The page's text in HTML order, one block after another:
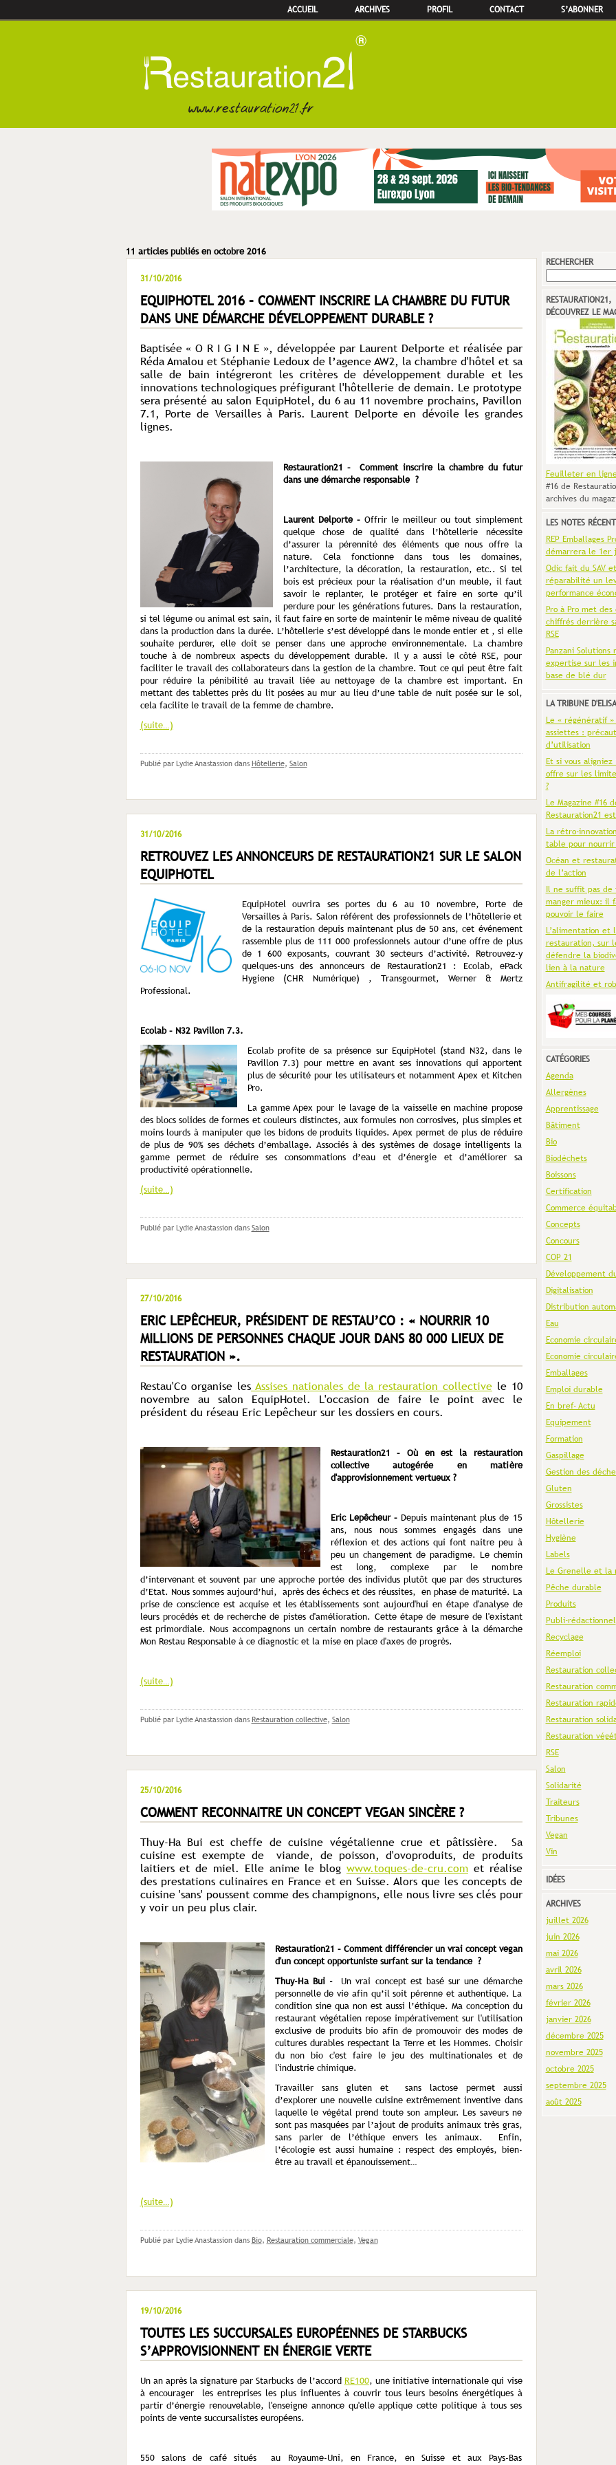
ACCUEIL ARCHIVES PROFIL CONTACT S’ABONNER
11 articles publiés en octobre 2016
31/10/2016
EQUIPHOTEL 2016 – COMMENT INSCRIRE LA CHAMBRE DU FUTUR
DANS UNE DÉMARCHE DÉVELOPPEMENT DURABLE ?
Baptisée « O R I G I N E », développée par Laurent Delporte et réalisée par
Réda Amalou et Stéphanie Ledoux de l’agence AW2, la chambre d'hôtel et sa
salle de bain intégreront les critères de développement durable et les
innovations technologiques préfigurant l'hôtellerie de demain. Le prototype
sera présenté au salon EquipHotel, du 6 au 11 novembre prochains, Pavillon
7.1, Porte de Versailles à Paris. Laurent Delporte en dévoile les grandes
lignes.
Restauration21 – Comment inscrire la chambre du futur
dans une démarche responsable ?
Laurent Delporte –Offrir le meilleur ou tout simplement
quelque chose de qualité dans l’hôtellerie nécessite
d’assurer la pérennité des éléments que nous offre la
nature. Cela fonctionne dans tous les domaines,
l’architecture, la décoration, la restauration, etc.. Si tel
bois est précieux pour la réalisation d’un meuble, il faut
savoir le replanter, le protéger et faire en sorte qu’il
perdure pour les générations futures. Dans la restauration,
si tel légume ou animal est sain, il faut faire en sorte de maintenir le même niveau de qualité
dans la production dans la durée. L’hôtellerie s’est développé dans le monde entier et , si elle
souhaite perdurer, elle doit se penser dans une approche environnementale. La chambre
touche à de nombreux aspects du développement durable. Il y a aussi le côté RSE, pour
faciliter le travail des collaborateurs dans la gestion de la chambre. Tout ce qui peut être fait
pour réduire la pénibilité au travail liée au nettoyage de la chambre est important. En
mettant des tablettes près du lit posées au mur au lieu d’une table de nuit posée sur le sol,
cela facilite le travail de la femme de chambre.
(suite…)
Publié par Lydie Anastassion dans Hôtellerie, Salon
31/10/2016
RETROUVEZ LES ANNONCEURS DE RESTAURATION21 SUR LE SALON
EQUIPHOTEL
EquipHotel ouvrira ses portes du 6 au 10 novembre, Porte de
Versailles à Paris. Salon référent des professionnels de l’hôtellerie et
de la restauration depuis maintenant plus de 50 ans, cet événement
rassemble plus de 111 000 professionnels autour d’une offre de plus
de 1 600 exposants, couvrant 30 secteurs d’activité. Retrouvez-y
quelques-uns des annonceurs de Restauration21 : Ecolab, ePack
Hygiene (CHR Numérique) , Transgourmet, Werner & Mertz
Professional.
Ecolab – N32 Pavillon 7.3.
Ecolab profite de sa présence sur EquipHotel (stand N32, dans le
Pavillon 7.3) pour mettre en avant ses innovations qui apportent
plus de sécurité pour les utilisateurs et notamment Apex et Kitchen
Pro.
La gamme Apex pour le lavage de la vaisselle en machine propose
des blocs solides de formes et couleurs distinctes, aux formules non corrosives, plus simples et
moins lourds à manipuler que les bidons de produits liquides. Apex permet de plus de réduire
de plus de 90% ses déchets d’emballage. Associés à des systèmes de dosage intelligents la
gamme permet de réduire ses consommations d’eau et d’énergie et d’améliorer sa
productivité opérationnelle.
(suite…)
Publié par Lydie Anastassion dans Salon
27/10/2016
ERIC LEPÊCHEUR, PRÉSIDENT DE RESTAU’CO : « NOURRIR 10
MILLIONS DE PERSONNES CHAQUE JOUR DANS 80 000 LIEUX DE
RESTAURATION ».
Restau'Co organise les Assises nationales de la restauration collectivele 10
novembre au salon EquipHotel. L'occasion de faire le point avec le
président du réseau Eric Lepêcheur sur les dossiers en cours.
Restauration21 – Où en est la restauration
collective autogérée en matière
d'approvisionnement vertueux ?
Eric Lepêcheur –Depuis maintenant plus de 15
ans, nous nous sommes engagés dans une
réflexion et des actions qui font naitre peu à
peu un changement de paradigme. Le chemin
est long, complexe par le nombre
d’intervenant et souvent par une approche portée des individus plutôt que par des structures
d’Etat. Nous sommes aujourd’hui, après des échecs et des réussites, en phase de maturité. La
prise de conscience est acquise et les établissements sont aujourd'hui en étape d'analyse de
leurs procédés et de recherche de pistes d'amélioration. Cette étape de mesure de l'existant
est primordiale. Nous accompagnons un certain nombre de restaurants grâce à la démarche
Mon Restau Responsable à ce diagnostic et la mise en place d'axes de progrès.
(suite…)
Publié par Lydie Anastassion dans Restauration collective, Salon
25/10/2016
COMMENT RECONNAITRE UN CONCEPT VEGAN SINCÈRE ?
Thuy-Ha Bui est cheffe de cuisine végétalienne crue et pâtissière. Sa
cuisine est exempte de viande, de poisson, d'ovoproduits, de produits
laitiers et de miel. Elle anime le blog www.toques-de-cru.comet réalise
des prestations culinaires en France et en Suisse. Alors que les concepts de
cuisine 'sans' poussent comme des champignons, elle nous livre ses clés pour
y voir un peu plus clair.
Restauration21 – Comment différencier un vrai concept vegan
d'un concept opportuniste surfant sur la tendance ?
Thuy-Ha Bui -
Un vrai concept est basé sur une démarche
personnelle de vie afin qu’il soit pérenne et authentique. La
condition sine qua non est aussi l’éthique. Ma conception du
restaurant végétalien repose impérativement sur l'utilisation
exclusive de produits bio afin de promouvoir des modes de
cultures durables respectant la Terre et les Hommes. Choisir
du non bio c'est faire le jeu des multinationales et de
l'industrie chimique.
Travailler sans gluten et sans lactose permet aussi
d’explorer une nouvelle cuisine extrêmement inventive dans
laquelle le végétal prend toute son ampleur. Les saveurs ne
sont pas masquées par l’ajout de produits animaux très gras,
sans parler de l’éthique envers les animaux. Enfin,
l’écologie est aussi humaine : respect des employés, bien-
être au travail et épanouissement…
(suite…)
Publié par Lydie Anastassion dans Bio, Restauration commerciale, Vegan
19/10/2016
TOUTES LES SUCCURSALES EUROPÉENNES DE STARBUCKS
S’APPROVISIONNENT EN ÉNERGIE VERTE
Un an après la signature par Starbucks de l’accord RE100, une initiative internationale qui vise
à encourager les entreprises les plus influentes à couvrir tous leurs besoins énergétiques à
partir d’énergie renouvelable, l'enseigne annonce qu'elle applique cette politique à tous ses
points de vente succursalistes européens.
550 salons de café situés au Royaume-Uni, en France, en Suisse et aux Pays-Bas
RECHERCHER
RESTAURATION21,
DÉCOUVREZ LE
Feuilleter en
#16 de
archives du
LES NOTES
REP Emballages
démarrera le 1er
Odic fait du SAV
réparabilité un
performance
Pro à Pro met
chiffrés derrière
RSE
Panzani Solutions
expertise sur les
base de blé dur
LA TRIBUNE
Le « régénératif »
assiettes :
d’utilisation
Et si vous aligniez
offre sur les
?
Le Magazine #16
Restauration21
La rétro-
table pour
Océan et
de l’action
Il ne suffit pas de
manger mieux: il
pouvoir le faire
L’alimentation et
restauration, sur
défendre la
lien à la nature
Antifragilité et
CATÉGORIES
Agenda
Allergènes
Apprentissage
Bâtiment
Bio
Biodéchets
Boissons
Certification
Commerce
Concepts
Concours
COP 21
Développement
Digitalisation
Distribution
Eau
Economie
Economie
Emballages
Emploi durable
En bref- Actu
Equipement
Formation
Gaspillage
Gestion des
Gluten
Grossistes
Hôtellerie
Hygiène
Labels
Le Grenelle et la
Pêche durable
Produits
Publi-rédactionnel
Recyclage
Réemploi
Restauration
Restauration
Restauration
Restauration
Restauration
RSE
Salon
Solidarité
Traiteurs
Tribunes
Vegan
Vin
IDÉES
ARCHIVES
juillet 2026
juin 2026
mai 2026
avril 2026
mars 2026
février 2026
janvier 2026
décembre 2025
novembre 2025
octobre 2025
septembre 2025
août 2025